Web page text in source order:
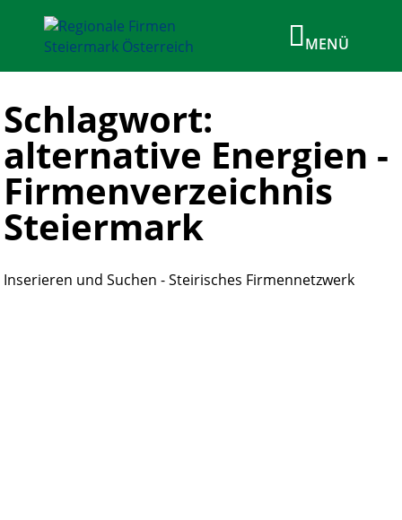
Schlagwort:
alternative Energien -
Firmenverzeichnis
Steiermark
Inserieren und Suchen - Steirisches Firmennetzwerk